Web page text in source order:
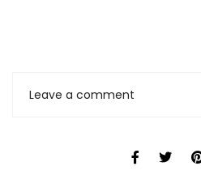
Leave a comment